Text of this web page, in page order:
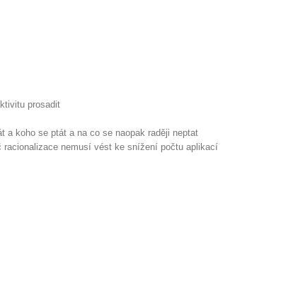
prosadit
a koho se ptát a na co se naopak raději neptat
racionalizace nemusí vést ke snížení počtu aplikací